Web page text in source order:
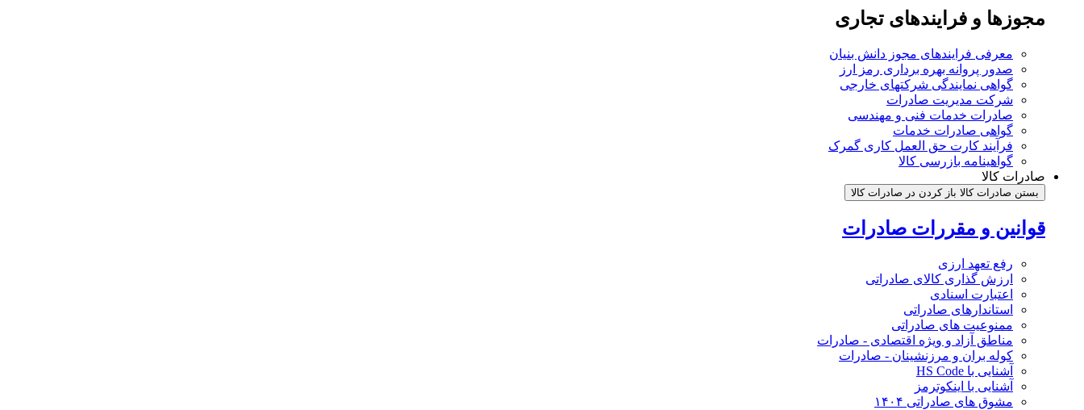
مجوزها و فرایندهای تجاری
معرفی فرایندهای مجوز دانش بنیان
صدور پروانه بهره برداری رمز ارز
گواهی نمایندگی شرکتهای خارجی
شرکت مدیریت صادرات
صادرات خدمات فنی و مهندسی
گواهی صادرات خدمات
فرآیند کارت حق العمل کاری گمرک
گواهینامه بازرسی کالا
صادرات کالا
بستن صادرات کالا باز کردن در صادرات کالا
قوانین و مقررات صادرات
رفع تعهد ارزی
ارزش گذاری کالای صادراتی
اعتبارت اسنادی
استاندارهای صادراتی
ممنوعیت های صادراتی
مناطق آزاد و ویژه اقتصادی - صادرات
کوله بران و مرزنشینان - صادرات
آشنایی با HS Code
آشنایی با اینکوترمز
مشوق های صادراتی ۱۴۰۴